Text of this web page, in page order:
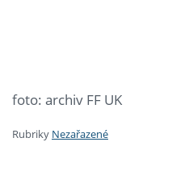
foto: archiv FF UK
Rubriky Nezařazené